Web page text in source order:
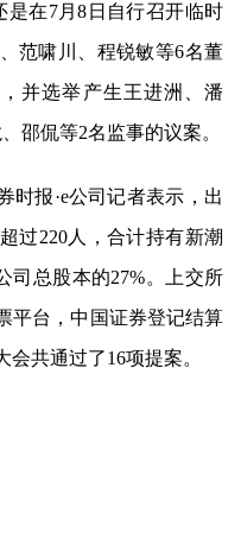
是在7月8日自行召开临时
范啸川、程锐敏等6名董
并选举产生王进洲、潘
邵侃等2名监事的议案。
时报·e公司记者表示，出
过220人，合计持有新潮
司总股本的27%。上交所
平台，中国证券登记结算
会共通过了16项提案。